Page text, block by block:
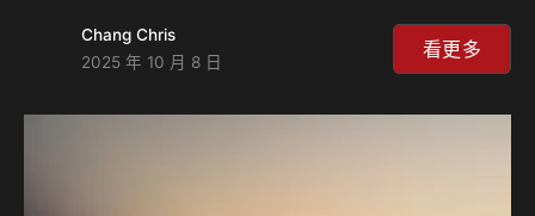
台灣消費者喜愛與支持，本月推出「煥然一新．萬元入主」禮
遇 (註3)，其中針對The new Picanto提供專屬禮遇，含舊換
Chang Chris
2025 年 10 月 8 日
看更多